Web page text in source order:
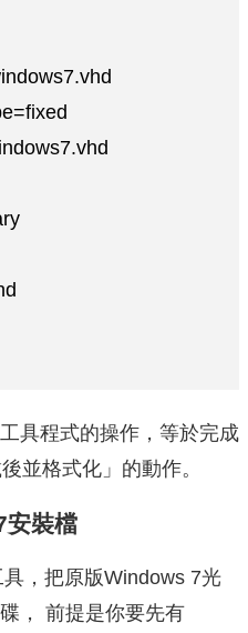
具程式的操作，等於完成
並格式化」的動作。
裝檔
，把原版Windows 7光
， 前提是你要先有